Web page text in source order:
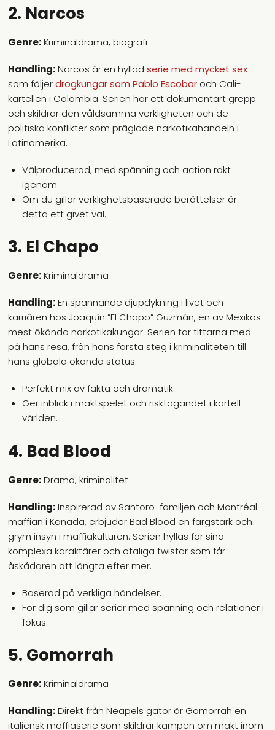
2. Narcos
Genre:Kriminaldrama, biografi
Handling:Narcos är en hylladserie med mycket sex
som följerdrogkungar som Pablo Escobar och Cali-
kartellen i Colombia. Serien har ett dokumentärt grepp
och skildrar den våldsamma verkligheten och de
politiska konflikter som präglade narkotikahandeln i
Latinamerika.
Välproducerad, med spänning och action rakt
igenom.
Om du gillar verklighetsbaserade berättelser är
detta ett givet val.
3. El Chapo
Genre:Kriminaldrama
Handling:En spännande djupdykning i livet och
karriären hos Joaquín ”El Chapo” Guzmán, en av Mexikos
mest ökända narkotikakungar. Serien tar tittarna med
på hans resa, från hans första steg i kriminaliteten till
hans globala ökända status.
Perfekt mix av fakta och dramatik.
Ger inblick i maktspelet och risktagandet i kartell-
världen.
4. Bad Blood
Genre:Drama, kriminalitet
Handling:Inspirerad av Santoro-familjen och Montréal-
maffian i Kanada, erbjuder Bad Blood en färgstark och
grym insyn i maffiakulturen. Serien hyllas för sina
komplexa karaktärer och otaliga twistar som får
åskådaren att längta efter mer.
Baserad på verkliga händelser.
För dig som gillar serier med spänning och relationer i
fokus.
5. Gomorrah
Genre:Kriminaldrama
Handling:Direkt från Neapels gator är Gomorrah en
italiensk maffiaserie som skildrar kampen om makt inom